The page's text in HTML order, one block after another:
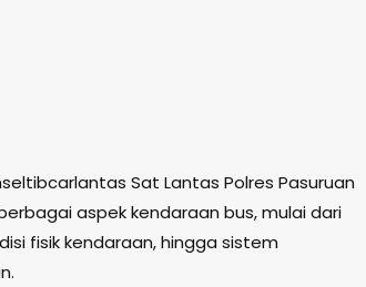
Sat Lantas Polres Pasuruan
aspek kendaraan bus, mulai dari
fisik kendaraan, hingga sistem